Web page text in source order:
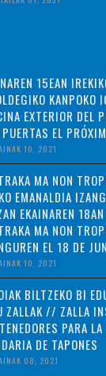
15EAN
KANPOKO
EXTERIOR DEL
EL
10, 2021
MA NON
EMANALDIA
EKAINAREN
MA NON
EL 18 DE
10, 2021
BILTZEKO BI
ZALLAK // ZALLA
PARA
DE TAPONES
08, 2021